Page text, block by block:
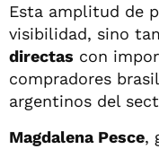
Esta amplitud de
visibilidad, sino
directas con
compradores
argentinos del
Magdalena Pesce,